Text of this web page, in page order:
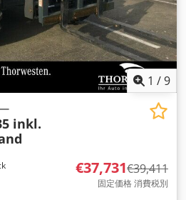
1 /9
inkl.
€37,731€39,411
固定価格 消費税別